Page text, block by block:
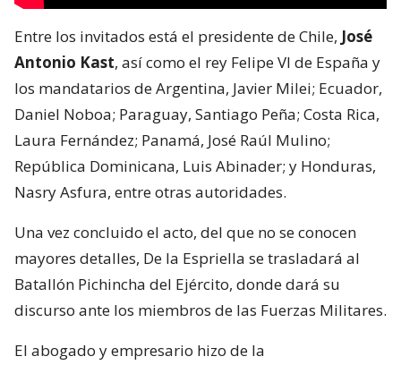
Entre los invitados está el presidente de Chile, José
Antonio Kast, así como el rey Felipe VI de España y
los mandatarios de Argentina, Javier Milei; Ecuador,
Daniel Noboa; Paraguay, Santiago Peña; Costa Rica,
Laura Fernández; Panamá, José Raúl Mulino;
República Dominicana, Luis Abinader; y Honduras,
Nasry Asfura, entre otras autoridades.
Una vez concluido el acto, del que no se conocen
mayores detalles, De la Espriella se trasladará al
Batallón Pichincha del Ejército, donde dará su
discurso ante los miembros de las Fuerzas Militares.
El abogado y empresario hizo de la